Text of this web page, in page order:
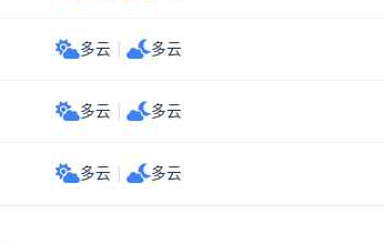
多云 多云
多云 多云
多云 多云